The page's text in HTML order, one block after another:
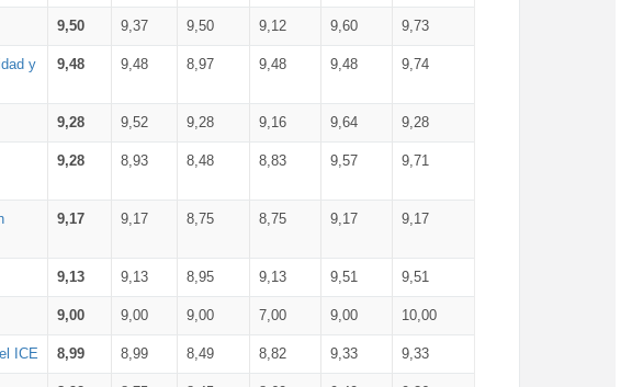
9,50 9,37 9,50 9,12 9,60 9,73
y
9,48 9,48 8,97 9,48 9,48 9,74
9,28 9,52 9,28 9,16 9,64 9,28
9,28 8,93 8,48 8,83 9,57 9,71
9,17 9,17 8,75 8,75 9,17 9,17
9,13 9,13 8,95 9,13 9,51 9,51
9,00 9,00 9,00 7,00 9,00 10,00
ICE 8,99 8,99 8,49 8,82 9,33 9,33